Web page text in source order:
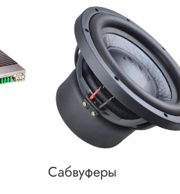
Сабвуферы